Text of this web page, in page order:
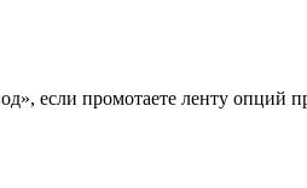
если промотаете ленту опций